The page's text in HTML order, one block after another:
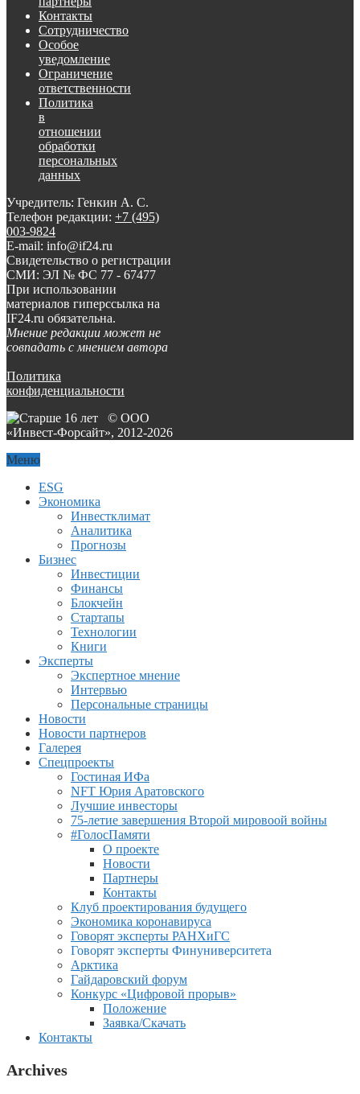
Контакты
Сотрудничество
Особое
уведомление
Ограничение
ответственности
Политика
в
отношении
обработки
персональных
данных
Учредитель: Генкин А. С.
Телефон редакции: +7 (495)
003-9824
E-mail: info@if24.ru
Свидетельство о регистрации
СМИ: ЭЛ № ФС 77 - 67477
При использовании
материалов гиперссылка на
IF24.ru обязательна.
Мнение редакции может не
совпадать с мнением автора
Политика
конфиденциальности
© ООО
«Инвест-Форсайт», 2012-2026
Меню
ESG
Экономика
Инвестклимат
Аналитика
Прогнозы
Бизнес
Инвестиции
Финансы
Блокчейн
Стартапы
Технологии
Книги
Эксперты
Экспертное мнение
Интервью
Персональные страницы
Новости
Новости партнеров
Галерея
Спецпроекты
Гостиная ИФа
NFT Юрия Аратовского
Лучшие инвесторы
75-летие завершения Второй мировоой войны
#ГолосПамяти
О проекте
Новости
Партнеры
Контакты
Клуб проектирования будущего
Экономика коронавируса
Говорят эксперты РАНХиГС
Говорят эксперты Финуниверситета
Арктика
Гайдаровский форум
Конкурс «Цифровой прорыв»
Положение
Заявка/Скачать
Контакты
Archives